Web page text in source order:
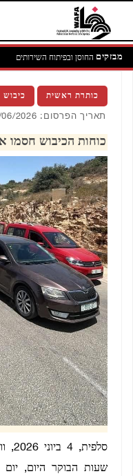
מבזקיםהחוסן ובפיתוח השירותים
כותרת ראשית כיבוש
תאריך הפרסום: 04/06/2026 10:36 PM
כוחות הכיבוש חסמו
שעות הבוקר היום,